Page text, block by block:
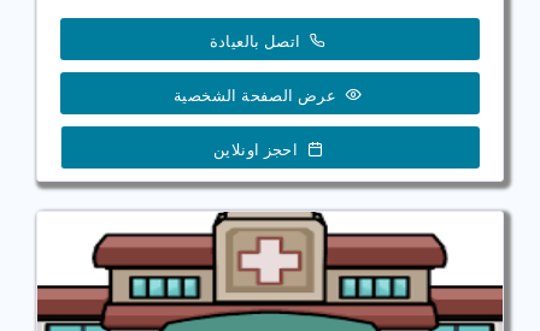
اتصل بالعيادة
عرض الصفحة الشخصية
احجز اونلاين